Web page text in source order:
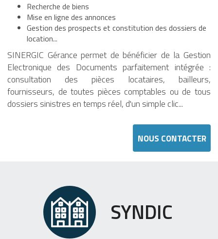
Recherche de biens
Mise en ligne des annonces
Gestion des prospects et constitution des dossiers de
location...
SINERGIC Gérance permet de bénéficier de la Gestion
Electronique des Documents parfaitement intégrée :
consultation des pièces locataires, bailleurs,
fournisseurs, de toutes pièces comptables ou de tous
dossiers sinistres en temps réel, d'un simple clic...
NOUS CONTACTER
SYNDIC